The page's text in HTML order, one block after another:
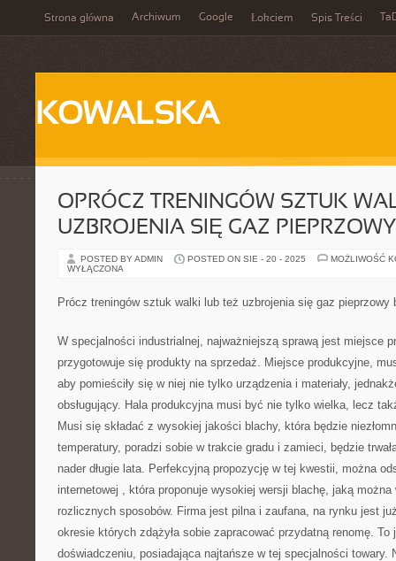
Strona główna Archiwum Google Łokciem Spis Treści
KOWALSKA
OPRÓCZ TRENINGÓW SZTUK
UZBROJENIA SIĘ GAZ
POSTED BY ADMIN POSTED ON SIE - 20 - 2025
MOŻLIWOŚĆ
WYŁĄCZONA
Prócz treningów sztuk walki lub też uzbrojenia się gaz pieprzowy
W specjalności industrialnej, najważniejszą sprawą jest miejsce
przygotowuje się produkty na sprzedaż. Miejsce produkcyjne,
aby pomieściły się w niej nie tylko urządzenia i materiały,
obsługujący. Hala produkcyjna musi być nie tylko wielka, lecz
Musi się składać z wysokiej jakości blachy, która będzie
temperatury, poradzi sobie w trakcie gradu i zamieci, będzie
nader długie lata. Perfekcyjną propozycję w tej kwestii, można
internetowej , która proponuje wysokiej wersji blachę, jaką
rozlicznych sposobów. Firma jest pilna i zaufana, na rynku jest
okresie których zdążyła sobie zapracować przydatną renomę.
doświadczeniu, posiadająca najtańsze w tej specjalności towary.